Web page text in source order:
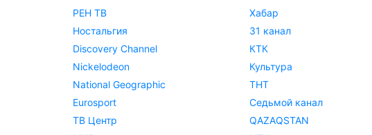
РЕН ТВ
Ностальгия
Discovery Channel
Nickelodeon
National Geographic
Eurosport
ТВ Центр
Хабар
31 канал
КТК
Культура
ТНТ
Седьмой канал
QAZAQSTAN